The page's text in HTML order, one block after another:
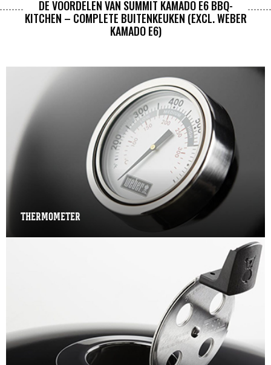
DE VOORDELEN VAN SUMMIT KAMADO E6 BBQ-
KITCHEN – COMPLETE BUITENKEUKEN (EXCL. WEBER
KAMADO E6)
THERMOMETER